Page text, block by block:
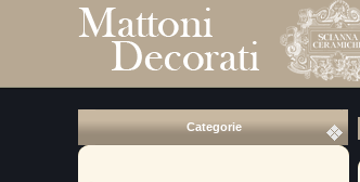
Categorie